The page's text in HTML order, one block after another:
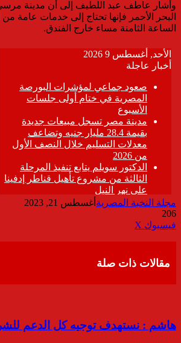
البحر الأحمر فإنها تحتاج إلى خدمات عامة
الساعة الثامنة مساء خارج الفندق.
مجلة النخبة المصرية أغسطس 21, 2023
206
فيسبوك ‫X
مقالات ذات صلة
هاشم : نستهدف توجيه كل الدعم